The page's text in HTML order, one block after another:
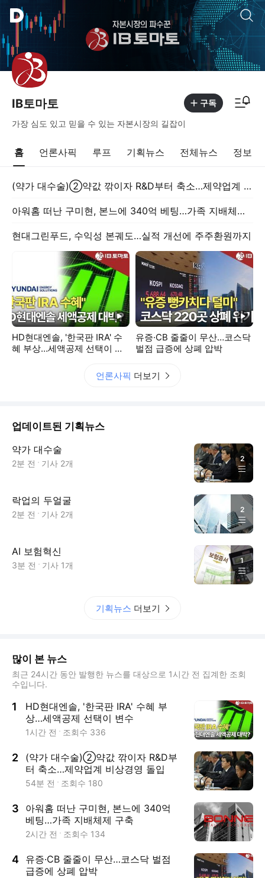
IB토마토 구독
가장 심도 있고 믿을 수 있는 자본시장의 길잡이
홈 언론사픽 루프 기획뉴스 전체뉴스 정보
(약가 대수술)②약값 깎이자 R&D부터 축소…제약업계 비상경영 돌입
아워홈 떠난 구미현, 본느에 340억 베팅…가족 지배체제 구축
현대그린푸드, 수익성 본궤도…실적 개선에 주주환원까지
HD현대엔솔, '한국판 IRA' 수
혜 부상…세액공제 선택이 변
유증·CB 줄줄이 무산…코스닥
벌점 급증에 상폐 압박
언론사픽 더보기
업데이트된 기획뉴스
약가 대수술
2분 전 기사 2개 2
락업의 두얼굴
2분 전 기사 2개 2
AI 보험혁신
3분 전 기사 1개 1
기획뉴스 더보기
많이 본 뉴스
최근 24시간 동안 발행한 뉴스를 대상으로 1시간 전 집계한 조회
수입니다.
1
HD현대엔솔, '한국판 IRA' 수혜 부
상…세액공제 선택이 변수
1시간 전 조회수 336
2
(약가 대수술)②약값 깎이자 R&D부
터 축소…제약업계 비상경영 돌입
54분 전 조회수 180
3
아워홈 떠난 구미현, 본느에 340억
베팅…가족 지배체제 구축
2시간 전 조회수 134
4 유증·CB 줄줄이 무산…코스닥 벌점
급증에 상폐 압박